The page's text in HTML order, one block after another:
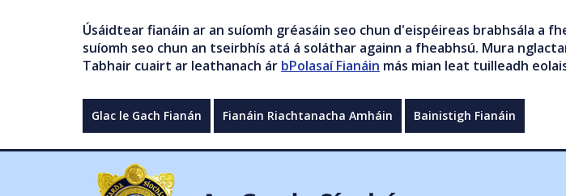
Úsáidtear fianáin ar an suíomh gréasáin seo chun d'eispéireas brabhsála a
suíomh seo chun an tseirbhís atá á soláthar againn a fheabhsú. Mura
Tabhair cuairt ar leathanach ár bPolasaí Fianáin más mian leat tuilleadh
Glac le Gach Fianán Fianáin Riachtanacha Amháin Bainistigh Fianáin